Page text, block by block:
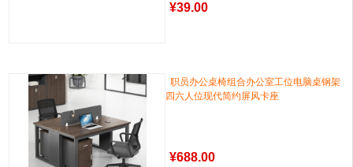
¥39.00
职员办公桌椅组合办公室工位电脑桌钢架
四六人位现代简约屏风卡座
¥688.00